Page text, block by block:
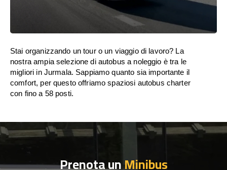
Stai organizzando un tour o un viaggio di lavoro? La
nostra ampia selezione di autobus a noleggio è tra le
migliori in Jurmala. Sappiamo quanto sia importante il
comfort, per questo offriamo spaziosi autobus charter
con fino a 58 posti.
Prenota unMinibus